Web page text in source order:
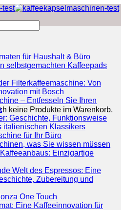
keine Produkte im Warenkorb.
für Haushalt & Büro
selbstgemachten Kaffeepads
Filterkaffeemaschine: Von
mit Bosch
– Entfesseln Sie Ihren
Geschichte, Funktionsweise
italienischen Klassikers
für Ihr Büro
was Sie wissen müssen
Einzigartige
Welt des Espressos: Eine
Zubereitung und
One Touch
Eine Kaffeeinnovation für